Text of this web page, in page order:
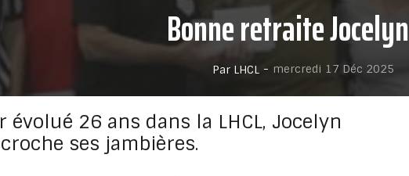
Bonne retraite Jocelyn
Par LHCL - mercredi 17 Déc 2025
évolué 26 ans dans la LHCL, Jocelyn
ses jambières.